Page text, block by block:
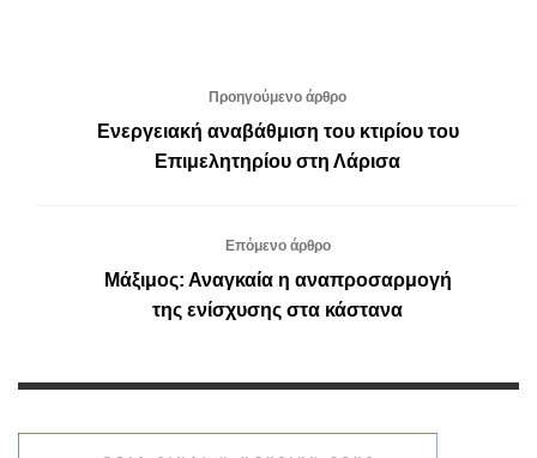
Προηγούμενο άρθρο
Ενεργειακή αναβάθμιση του κτιρίου του
Επιμελητηρίου στη Λάρισα
Επόμενο άρθρο
Μάξιμος: Αναγκαία η αναπροσαρμογή
της ενίσχυσης στα κάστανα